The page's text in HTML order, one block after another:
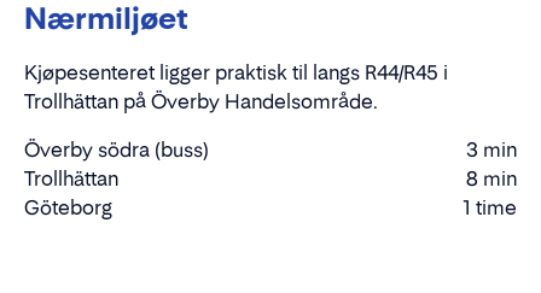
Nærmiljøet
Kjøpesenteret ligger praktisk til langs R44/R45 i
Trollhättan på Överby Handelsområde.
Överby södra (buss)
3 min
Gåtid
Trollhättan 8 min
Kjøretid
Göteborg 1 time
Kjøretid